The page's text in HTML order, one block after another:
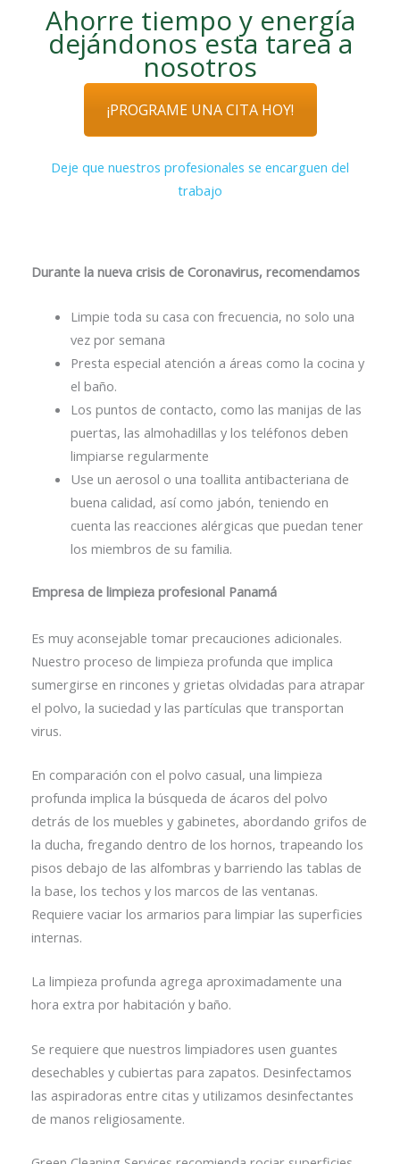
Ahorre tiempo y energía
dejándonos esta tarea a
nosotros
¡PROGRAME UNA CITA HOY!
Deje que nuestros profesionales se encarguen del
trabajo
Durante la nueva crisis de Coronavirus, recomendamos
Limpie toda su casa con frecuencia, no solo una
vez por semana
Presta especial atención a áreas como la cocina y
el baño.
Los puntos de contacto, como las manijas de las
puertas, las almohadillas y los teléfonos deben
limpiarse regularmente
Use un aerosol o una toallita antibacteriana de
buena calidad, así como jabón, teniendo en
cuenta las reacciones alérgicas que puedan tener
los miembros de su familia.
Empresa de limpieza profesional Panamá
Es muy aconsejable tomar precauciones adicionales.
Nuestro proceso de limpieza profunda que implica
sumergirse en rincones y grietas olvidadas para atrapar
el polvo, la suciedad y las partículas que transportan
virus.
En comparación con el polvo casual, una limpieza
profunda implica la búsqueda de ácaros del polvo
detrás de los muebles y gabinetes, abordando grifos de
la ducha, fregando dentro de los hornos, trapeando los
pisos debajo de las alfombras y barriendo las tablas de
la base, los techos y los marcos de las ventanas.
Requiere vaciar los armarios para limpiar las superficies
internas.
La limpieza profunda agrega aproximadamente una
hora extra por habitación y baño.
Se requiere que nuestros limpiadores usen guantes
desechables y cubiertas para zapatos. Desinfectamos
las aspiradoras entre citas y utilizamos desinfectantes
de manos religiosamente.